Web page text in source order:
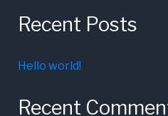
Recent Posts
Hello world!
Recent